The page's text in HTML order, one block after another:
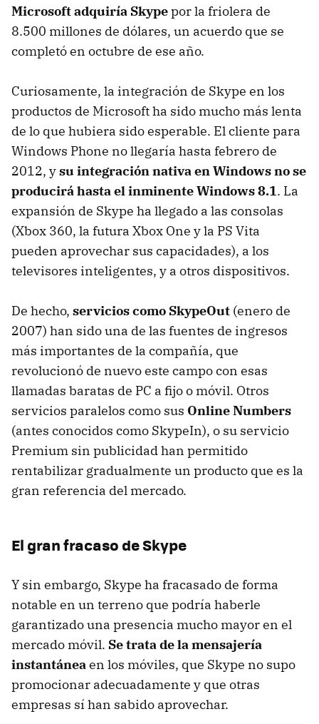
Microsoft adquiría Skypepor la friolera de
8.500 millones de dólares, un acuerdo que se
completó en octubre de ese año.
Curiosamente, la integración de Skype en los
productos de Microsoft ha sido mucho más lenta
de lo que hubiera sido esperable. El cliente para
Windows Phone no llegaría hasta febrero de
2012, ysu integración nativa en Windows no se
producirá hasta el inminente Windows 8.1. La
expansión de Skype ha llegado a las consolas
(Xbox 360, la futura Xbox One y la PS Vita
pueden aprovechar sus capacidades), a los
televisores inteligentes, y a otros dispositivos.
De hecho, servicios como SkypeOut (enero de
2007) han sido una de las fuentes de ingresos
más importantes de la compañía, que
revolucionó de nuevo este campo con esas
llamadas baratas de PC a fijo o móvil. Otros
servicios paralelos como sus Online Numbers
(antes conocidos como SkypeIn), o su servicio
Premium sin publicidad han permitido
rentabilizar gradualmente un producto que es la
gran referencia del mercado.
El gran fracaso de Skype
Y sin embargo, Skype ha fracasado de forma
notable en un terreno que podría haberle
garantizado una presencia mucho mayor en el
mercado móvil. Se trata de la mensajería
instantánea en los móviles, que Skype no supo
promocionar adecuadamente y que otras
empresas sí han sabido aprovechar.